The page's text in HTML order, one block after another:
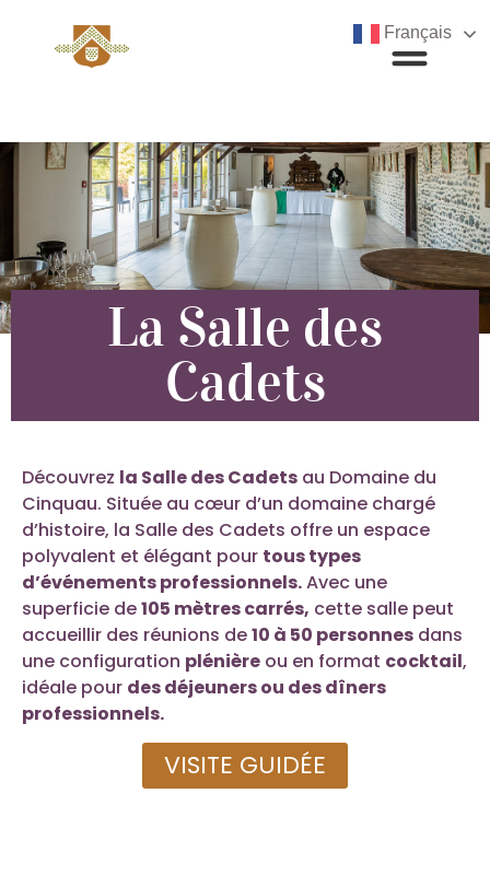
La Salle des
Cadets
Découvrez la Salle des Cadets au Domaine du
Cinquau. Située au cœur d’un domaine chargé
d’histoire, la Salle des Cadets offre un espace
polyvalent et élégant pour tous types
d’événements professionnels.Avec une
superficie de105 mètres carrés, cette salle peut
accueillir des réunions de10 à 50 personnes dans
une configuration plénière ou en format cocktail,
idéale pour des déjeuners ou des dîners
professionnels.
VISITE GUIDÉE
Français